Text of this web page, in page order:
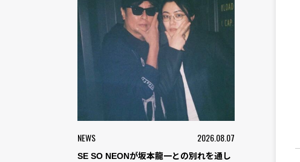
NEWS 2026.08.07
SE SO NEONが坂本龍一との別れを通し